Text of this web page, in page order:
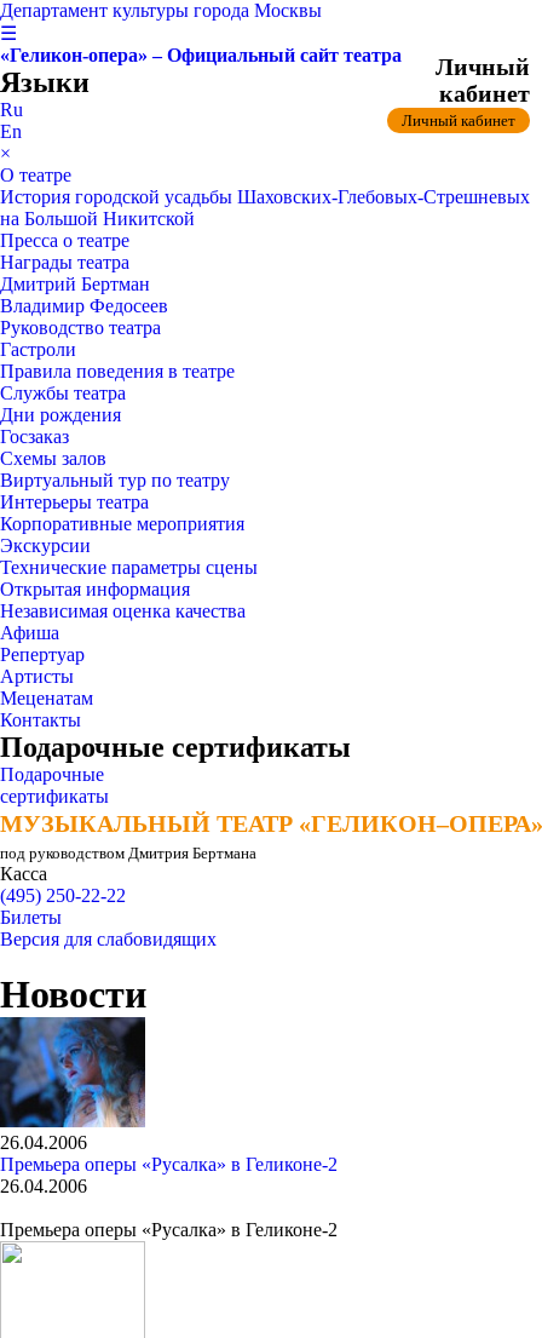
Департамент культуры города Москвы
☰
«Геликон-опера» – Официальный сайт театра
Языки
Ru
En
×
О театре
История городской усадьбы Шаховских-Глебовых-Стрешневых
на Большой Никитской
Пресса о театре
Награды театра
Дмитрий Бертман
Владимир Федосеев
Руководство театра
Гастроли
Правила поведения в театре
Службы театра
Дни рождения
Госзаказ
Схемы залов
Виртуальный тур по театру
Интерьеры театра
Корпоративные мероприятия
Экскурсии
Технические параметры сцены
Открытая информация
Независимая оценка качества
Афиша
Репертуар
Артисты
Меценатам
Контакты
Подарочные сертификаты
Подарочные
сертификаты
МУЗЫКАЛЬНЫЙ ТЕАТР «ГЕЛИКОН–ОПЕРА»
МУЗЫКАЛЬНЫЙ ТЕАТР «ГЕЛИКОН–ОПЕРА»
под руководством Дмитрия Бертмана
Касса
(495) 250-22-22
Личный
кабинет
Личный кабинет
Билеты
Версия для слабовидящих
Новости
26.04.2006
Премьера оперы «Русалка» в Геликоне-2
26.04.2006
Премьера оперы «Русалка» в Геликоне-2